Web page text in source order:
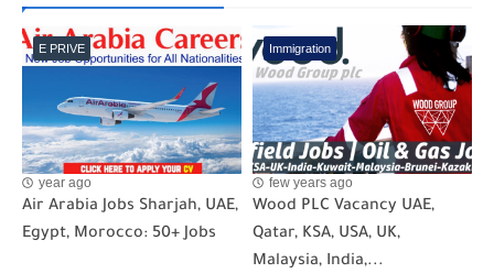
E PRIVE
year ago
Air Arabia Jobs Sharjah, UAE,
Egypt, Morocco: 50+ Jobs
Immigration
few years ago
Wood PLC Vacancy UAE,
Qatar, KSA, USA, UK,
Malaysia, India,...